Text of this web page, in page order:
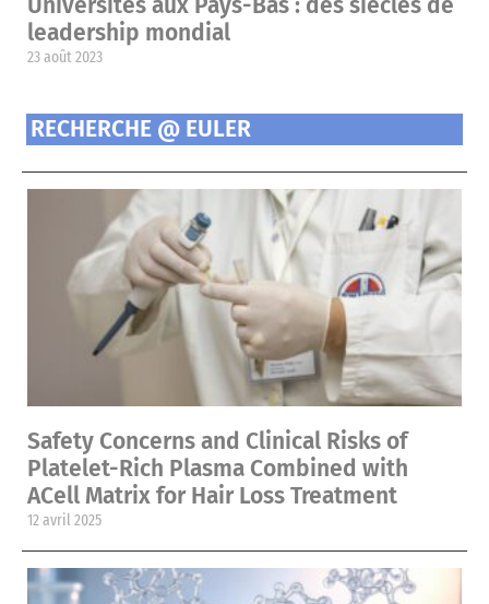
Universités aux Pays-Bas : des siècles de
leadership mondial
23 août 2023
RECHERCHE @ EULER
Safety Concerns and Clinical Risks of
Platelet-Rich Plasma Combined with
ACell Matrix for Hair Loss Treatment
12 avril 2025